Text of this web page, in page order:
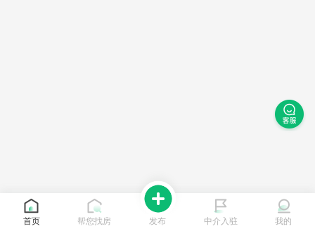
首页 帮您找房 发布 中介入驻 我的